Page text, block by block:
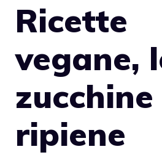
Ricette
vegane,
zucchine
ripiene